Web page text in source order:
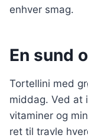
enhver smag.
En sund
Tortellini med
middag. Ved at
vitaminer og
ret til travle